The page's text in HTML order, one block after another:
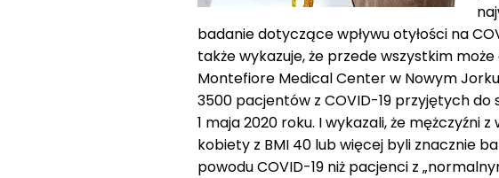
badanie dotyczące wpływu otyłości na
także wykazuje, że przede wszystkim
Montefiore Medical Center w Nowym
3500 pacjentów z COVID-19 przyjętych
1 maja 2020 roku. I wykazali, że mężczyźni
kobiety z BMI 40 lub więcej byli znacznie
powodu COVID-19 niż pacjenci z